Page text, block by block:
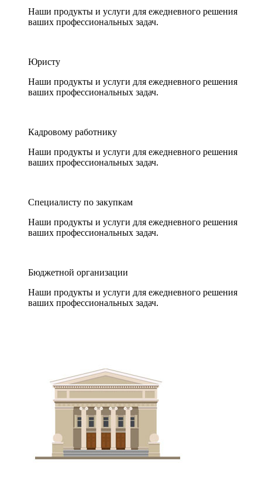
Наши продукты и услуги для ежедневного решения
ваших профессиональных задач.
Юристу
Наши продукты и услуги для ежедневного решения
ваших профессиональных задач.
Кадровому работнику
Наши продукты и услуги для ежедневного решения
ваших профессиональных задач.
Специалисту по закупкам
Наши продукты и услуги для ежедневного решения
ваших профессиональных задач.
Бюджетной организации
Наши продукты и услуги для ежедневного решения
ваших профессиональных задач.